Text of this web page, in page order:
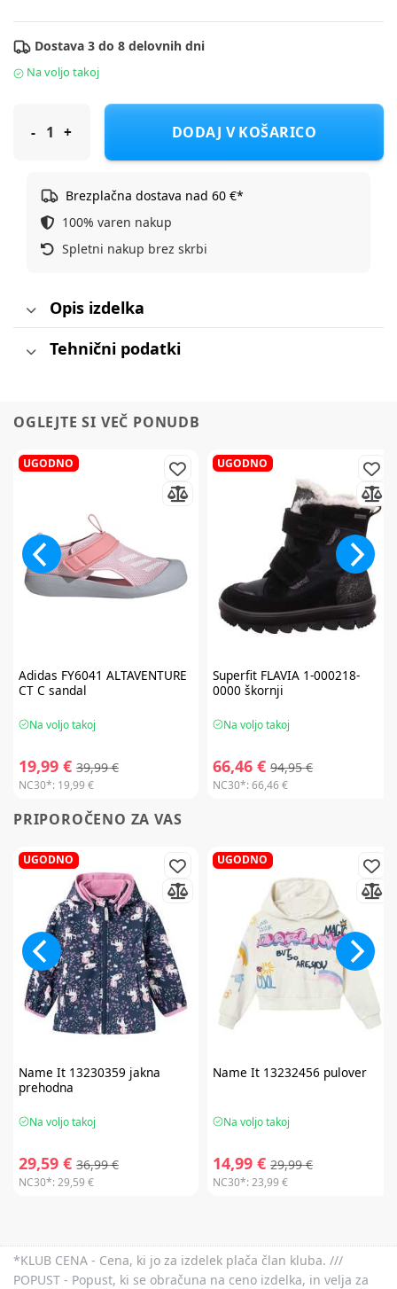
Dostava 3 do 8 delovnih dni
Na voljo takoj
Name It obleka KR 13242283 NMFHAKKI D Roza 98
DODAJ V KOŠARICO
Brezplačna dostava nad 60 €*
100% varen nakup
Spletni nakup brez skrbi
Opis izdelka
Tehnični podatki
OGLEJTE SI VEČ PONUDB
UGODNO
Adidas FY6041 ALTAVENTURE
CT C sandal
Na voljo takoj
19,99 € 39,99 €
NC30*: 19,99 €
UGODNO
SuperfitFLAVIA 1-000218-
0000 škornji
Na voljo takoj
66,46 € 94,95 €
NC30*:66,46 €
PRIPOROČENO ZA VAS
UGODNO
Name It13230359 jakna
prehodna
Na voljo takoj
29,59 € 36,99 €
NC30*:29,59 €
UGODNO
Name It13232456 pulover
Na voljo takoj
14,99 € 29,99 €
NC30*:23,99 €
*KLUB CENA - Cena, ki jo za izdelek plača član kluba. ///
POPUST - Popust, ki se obračuna na ceno izdelka, in velja za